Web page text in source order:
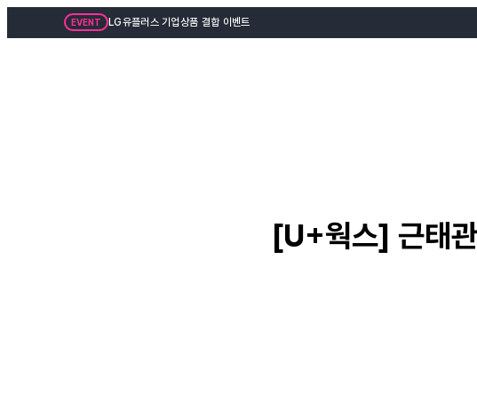
EVENT LG유플러스 기업상품 결합 이벤트
[U+웍스] 근태